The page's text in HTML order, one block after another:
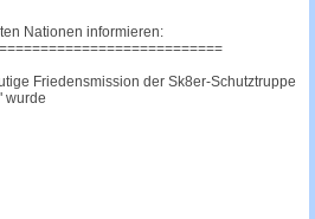
Nationen informieren:
Friedensmission der Sk8er-Schutztruppe
wurde